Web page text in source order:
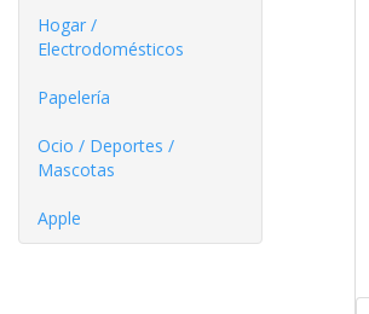
Hogar /
Electrodomésticos
Papelería
Ocio / Deportes /
Mascotas
Apple